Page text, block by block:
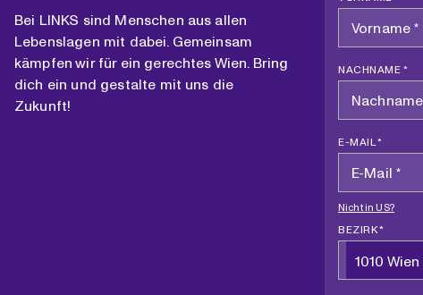
Bei LINKS sind Menschen aus allen
Lebenslagen mit dabei. Gemeinsam
kämpfen wir für ein gerechtes Wien. Bring
dich ein und gestalte mit uns die
Zukunft!
NACHNAME *
E-MAIL *
Nicht inUS?
BEZIRK *
1010